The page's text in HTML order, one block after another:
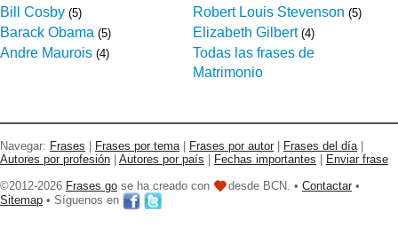
Bill Cosby (5) Robert Louis Stevenson (5)
Barack Obama (5) Elizabeth Gilbert (4)
Andre Maurois (4)
Todas las frases de
Matrimonio
Navegar: Frases Frases por tema Frases por autor Frases del día
Autores por profesión
Autores por país Fechas importantes
Enviar frase
©2012-2026 Frases go se ha creado con desde BCN. • Contactar •
Sitemap • Síguenos en